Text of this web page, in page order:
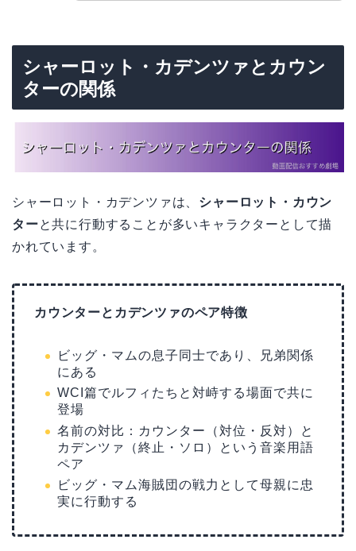
シャーロット・カデンツァとカウン
ターの関係
シャーロット・カデンツァは、 シャーロット・カウン
ターと共に行動することが多いキャラクターとして描
かれています。
カウンターとカデンツァのペア特徴
ビッグ・マムの息子同士であり、兄弟関係
にある
WCI篇でルフィたちと対峙する場面で共に
登場
名前の対比：カウンター（対位・反対）と
カデンツァ（終止・ソロ）という音楽用語
ペア
ビッグ・マム海賊団の戦力として母親に忠
実に行動する